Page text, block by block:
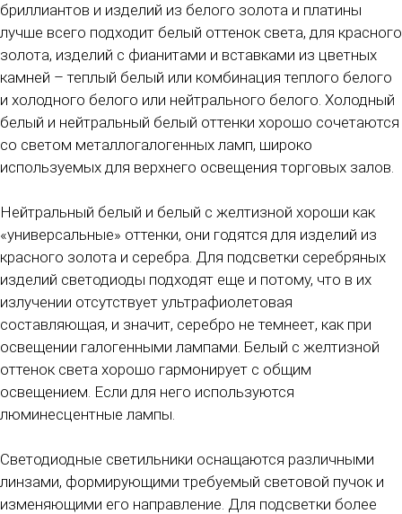
бриллиантов и изделий из белого золота и платины
лучше всего подходит белый оттенок света, для красного
золота, изделий с фианитами и вставками из цветных
камней – теплый белый или комбинация теплого белого
и холодного белого или нейтрального белого. Холодный
белый и нейтральный белый оттенки хорошо сочетаются
со светом металлогалогенных ламп, широко
используемых для верхнего освещения торговых залов.
Нейтральный белый и белый с желтизной хороши как
«универсальные» оттенки, они годятся для изделий из
красного золота и серебра. Для подсветки серебряных
изделий светодиоды подходят еще и потому, что в их
излучении отсутствует ультрафиолетовая
составляющая, и значит, серебро не темнеет, как при
освещении галогенными лампами. Белый с желтизной
оттенок света хорошо гармонирует с общим
освещением. Если для него используются
люминесцентные лампы.
Светодиодные светильники оснащаются различными
линзами, формирующими требуемый световой пучок и
изменяющими его направление. Для подсветки более